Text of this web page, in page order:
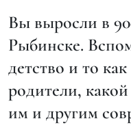
Вы выросли в
Рыбинске.
детство и то
родители,
им и другим